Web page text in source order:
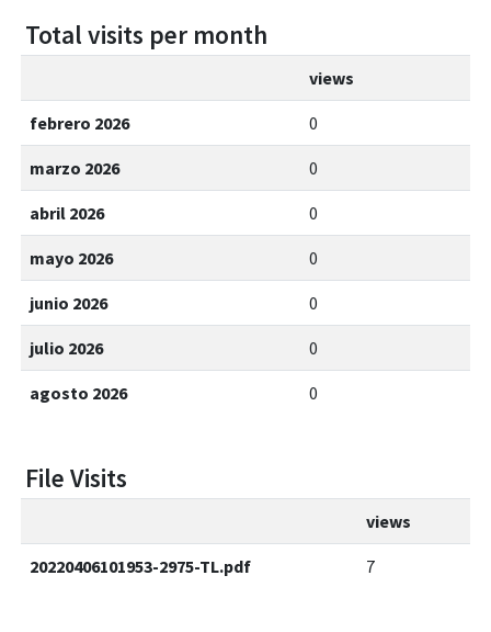
Total visits per month
views
febrero 2026 0
marzo 2026 0
abril 2026 0
mayo 2026 0
junio 2026 0
julio 2026 0
agosto 2026 0
File Visits
views
20220406101953-2975-TL.pdf 7